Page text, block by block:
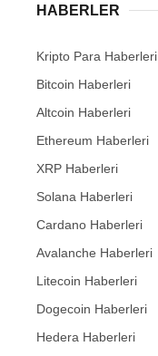
HABERLER
Kripto Para Haberleri
Bitcoin Haberleri
Altcoin Haberleri
Ethereum Haberleri
XRP Haberleri
Solana Haberleri
Cardano Haberleri
Avalanche Haberleri
Litecoin Haberleri
Dogecoin Haberleri
Hedera Haberleri